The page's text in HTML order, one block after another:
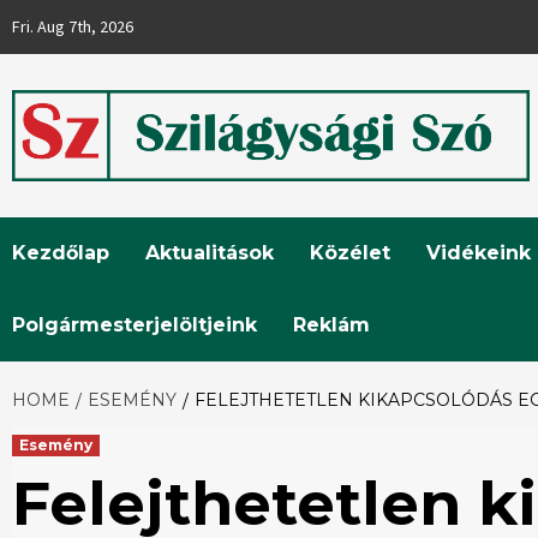
Fri. Aug 7th, 2026
Szilágysági
Szó
Kezdőlap Aktualitások Közélet Vidékeink
Polgármesterjelöltjeink Reklám
HOME ESEMÉNY FELEJTHETETLEN KIKAPCSOLÓDÁS
Esemény
Felejthetetlen